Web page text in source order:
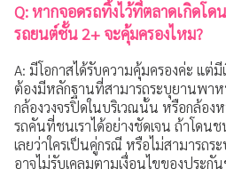
Q: หากจอดรถทิ้งไว้ที่ตลาดเกิดโ
รถยนต์ชั้น 2+ จะคุ้มครองไหม?
A: มีโอกาสได้รับความคุ้มครองค่ะ แต่
ต้องมีหลักฐานที่สามารถระบุยานพา
กล้องวงจรปิดในบริเวณนั้น หรือกล้อ
รถคันที่ชนเราได้อย่างชัดเจน ถ้าโด
เลยว่าใครเป็นคู่กรณี หรือไม่สามารถ
อาจไม่รับเคลมตามเงื่อนไขของประกั